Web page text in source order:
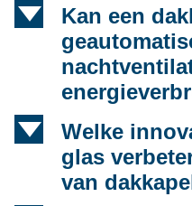
d
Kan een
d
Welke
glas
van